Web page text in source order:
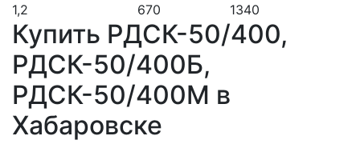
1,2
670 1340
Купить РДСК-50/400,
РДСК-50/400Б,
РДСК-50/400М в
Хабаровске